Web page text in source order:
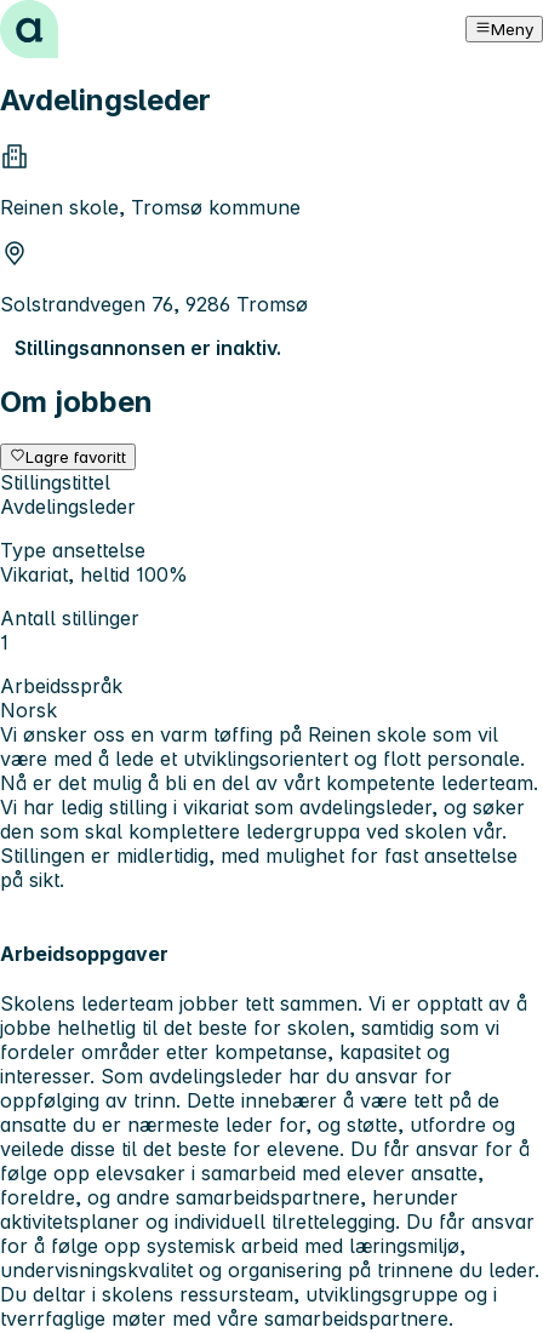
Hopp til innhold Meny
Avdelingsleder
Reinen skole, Tromsø kommune
Solstrandvegen 76, 9286 Tromsø
Stillingsannonsen er inaktiv.
Om jobben
Lagre favoritt
Stillingstittel
Avdelingsleder
Type ansettelse
Vikariat, heltid 100%
Antall stillinger
1
Arbeidsspråk
Norsk
Vi ønsker oss en varm tøffing på Reinen skole som vil
være med å lede et utviklingsorientert og flott personale.
Nå er det mulig å bli en del av vårt kompetente lederteam.
Vi har ledig stilling i vikariat som avdelingsleder, og søker
den som skal komplettere ledergruppa ved skolen vår.
Stillingen er midlertidig, med mulighet for fast ansettelse
på sikt.
Arbeidsoppgaver
Skolens lederteam jobber tett sammen. Vi er opptatt av å
jobbe helhetlig til det beste for skolen, samtidig som vi
fordeler områder etter kompetanse, kapasitet og
interesser. Som avdelingsleder har du ansvar for
oppfølging av trinn. Dette innebærer å være tett på de
ansatte du er nærmeste leder for, og støtte, utfordre og
veilede disse til det beste for elevene. Du får ansvar for å
følge opp elevsaker i samarbeid med elever ansatte,
foreldre, og andre samarbeidspartnere, herunder
aktivitetsplaner og individuell tilrettelegging. Du får ansvar
for å følge opp systemisk arbeid med læringsmiljø,
undervisningskvalitet og organisering på trinnene du leder.
Du deltar i skolens ressursteam, utviklingsgruppe og i
tverrfaglige møter med våre samarbeidspartnere.